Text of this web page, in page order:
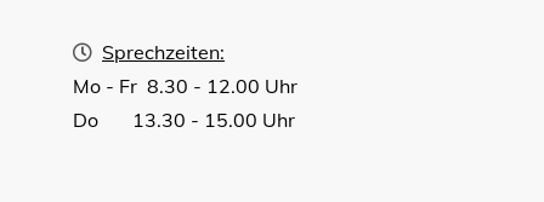
Sprechzeiten:
Mo - Fr 8.30 - 12.00 Uhr
Do 13.30 - 15.00 Uhr